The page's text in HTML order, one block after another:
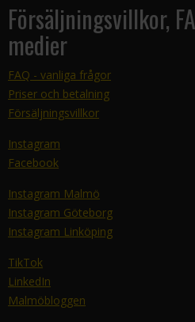
Försäljningsvillkor,
medier
FAQ - vanliga frågor
Priser och betalning
Försäljningsvillkor
Instagram
Facebook
Instagram Malmö
Instagram Göteborg
Instagram Linköping
TikTok
LinkedIn
Malmöbloggen